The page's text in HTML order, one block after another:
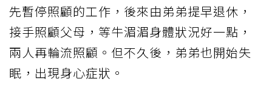
先暫停照顧的工作，後來由弟弟提早退休，
接手照顧父母，等牛湄湄身體狀況好一點，
兩人再輪流照顧。但不久後，弟弟也開始失
眠，出現身心症狀。